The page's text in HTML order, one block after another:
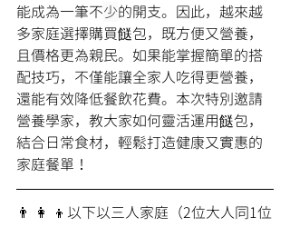
能成為一筆不少的開支。因此，越來越
多家庭選擇購買餸包，既方便又營養，
且價格更為親民。如果能掌握簡單的搭
配技巧，不僅能讓全家人吃得更營養，
還能有效降低餐飲花費。本次特別邀請
營養學家，教大家如何靈活運用餸包，
結合日常食材，輕鬆打造健康又實惠的
家庭餐單！
👨 👩 👦以下以三人家庭（2位大人同1位